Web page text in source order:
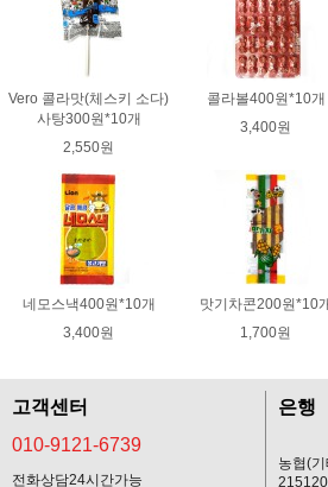
Vero 콜라맛(체스키 소다)
사탕300원*10개
2,550원
콜라볼400원*10개
3,400원
네모스낵400원*10개
3,400원
맛기차콘200원*10
1,700원
고객센터
010-9121-6739
전화상담24시간가능
은행
농협(